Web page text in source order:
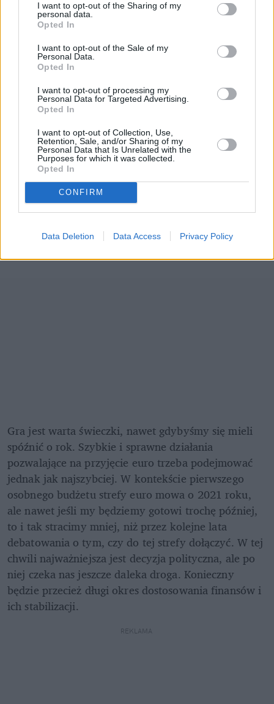
I want to opt-out of the Sharing of my
personal data.
Opted In
I want to opt-out of the Sale of my
Personal Data.
Opted In
I want to opt-out of processing my
Personal Data for Targeted Advertising.
Opted In
I want to opt-out of Collection, Use,
Retention, Sale, and/or Sharing of my
Personal Data that Is Unrelated with the
Purposes for which it was collected.
Opted In
CONFIRM
Data Deletion Data Access Privacy Policy
Polskę do 2021 roku jest możliwe?
Gra jest warta świeczki, nawet gdybyśmy się mieli
spóźnić o rok. Szybkie i sprawne działania
pozwalające na przyjęcie euro trzeba podejmować
jednak jak najszybciej. W kontekście pierwszego
osobnego budżetu strefy euro mowa o 2021 roku,
ale nawet jeśli my będziemy gotowi trochę później,
to i tak stracimy mniej, niż przez kolejne lata
debatowania o tym, czy do tej strefy dołączyć. W tej
chwili najważniejsza jest decyzja polityczna, ale po
niej czeka nas jeszcze daleka droga. Konieczny
będzie przecież długi okres dostosowania finansów i
ich stabilizacji.
REKLAMA